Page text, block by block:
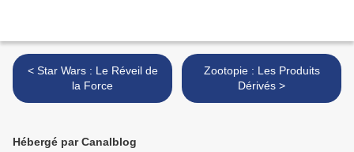
< Star Wars : Le Réveil de
la Force
Zootopie : Les Produits
Dérivés >
Hébergé par Canalblog